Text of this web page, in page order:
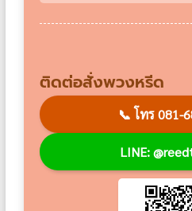
ติดต่อสั่งพวงหรีด
📞 โทร 081-
LINE: